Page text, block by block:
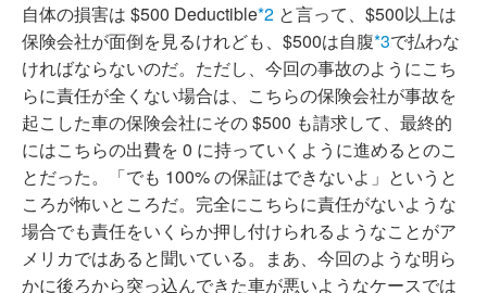
自体の損害は $500 Deductible*2 と言って、$500以上は
保険会社が面倒を見るけれども、$500は自腹*3で払わな
ければならないのだ。ただし、今回の事故のようにこち
らに責任が全くない場合は、こちらの保険会社が事故を
起こした車の保険会社にその $500 も請求して、最終的
にはこちらの出費を 0 に持っていくように進めるとのこ
とだった。「でも 100% の保証はできないよ」というと
ころが怖いところだ。完全にこちらに責任がないような
場合でも責任をいくらか押し付けられるようなことがア
メリカではあると聞いている。まあ、今回のような明ら
かに後ろから突っ込んできた車が悪いようなケースでは